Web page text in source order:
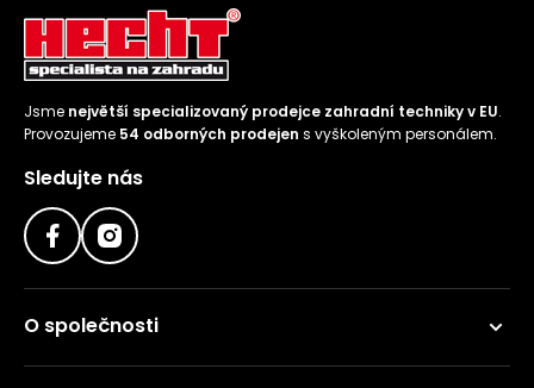
Jsme největší specializovaný prodejce zahradní techniky v EU.
Provozujeme 54 odborných prodejen s vyškoleným personálem.
Sledujte nás
O společnosti